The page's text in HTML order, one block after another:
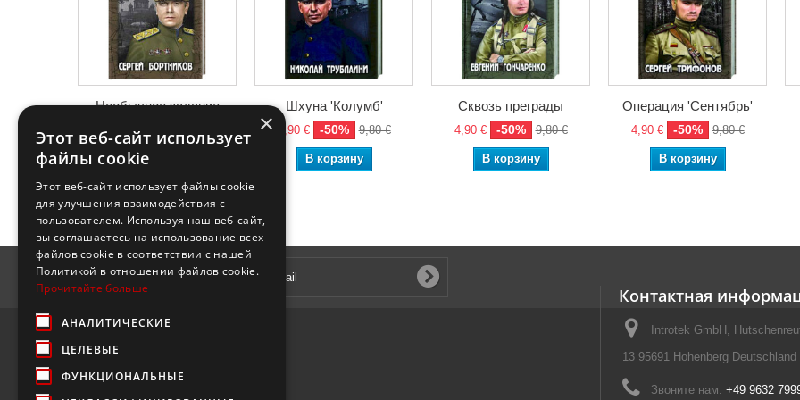
Необычное задание
5,90 € -50%
В корзину
Шхуна 'Колумб'
4,90 € -50% 9,80 €
В корзину
Сквозь преграды
4,90 € -50% 9,80 €
В корзину
Операция 'Сентябрь'
4,90 € -50% 9,80 €
В корзину
Рассылка
Контактная
Introtek GmbH,
13 95691 Hohenberg Deutschland
Звоните нам: +49 9632
×
Этот веб-сайт использует
файлы cookie
Этот веб-сайт использует файлы cookie
для улучшения взаимодействия с
пользователем. Используя наш веб-сайт,
вы соглашаетесь на использование всех
файлов cookie в соответствии с нашей
Политикой в ​​отношении файлов cookie.
Прочитайте больше
АНАЛИТИЧЕСКИЕ
ЦЕЛЕВЫЕ
ФУНКЦИОНАЛЬНЫЕ